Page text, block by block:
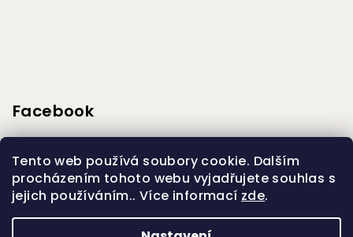
Tento web používá soubory cookie. Dalším
procházením tohoto webu vyjadřujete souhlas s
jejich používáním.. Více informací zde.
Facebook
Vytvořilo s